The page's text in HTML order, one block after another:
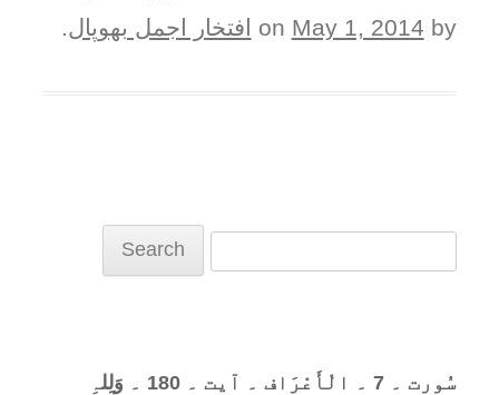
on May 1, 2014 by افتخار اجمل بھوپال.
سُورت ۔ 7 ۔ الْأَعْرَاف ۔ آیت ۔ 180 ۔ وَلِلہِ